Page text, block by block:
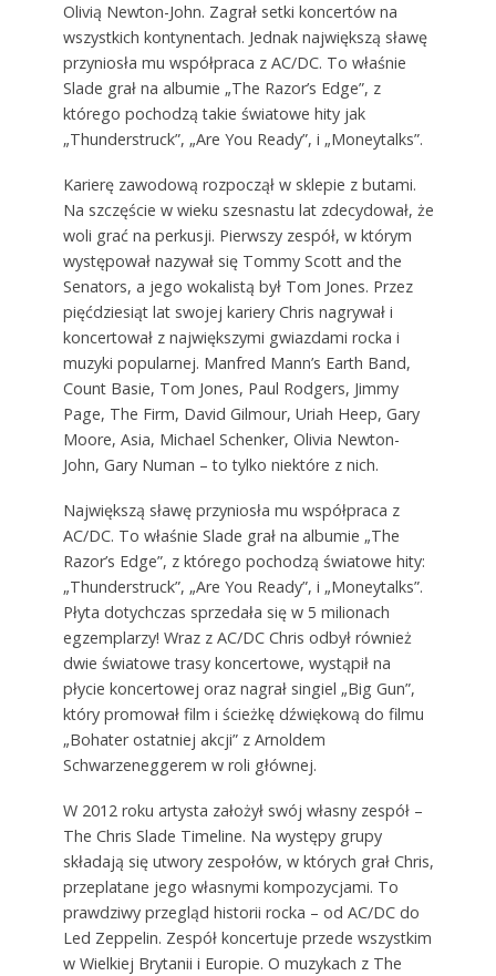
Olivią Newton-John. Zagrał setki koncertów na
wszystkich kontynentach. Jednak największą sławę
przyniosła mu współpraca z AC/DC. To właśnie
Slade grał na albumie „The Razor’s Edge”, z
którego pochodzą takie światowe hity jak
„Thunderstruck”, „Are You Ready”, i „Moneytalks”.
Karierę zawodową rozpoczął w sklepie z butami.
Na szczęście w wieku szesnastu lat zdecydował, że
woli grać na perkusji. Pierwszy zespół, w którym
występował nazywał się Tommy Scott and the
Senators, a jego wokalistą był Tom Jones. Przez
pięćdziesiąt lat swojej kariery Chris nagrywał i
koncertował z największymi gwiazdami rocka i
muzyki popularnej. Manfred Mann’s Earth Band,
Count Basie, Tom Jones, Paul Rodgers, Jimmy
Page, The Firm, David Gilmour, Uriah Heep, Gary
Moore, Asia, Michael Schenker, Olivia Newton-
John, Gary Numan – to tylko niektóre z nich.
Największą sławę przyniosła mu współpraca z
AC/DC. To właśnie Slade grał na albumie „The
Razor’s Edge”, z którego pochodzą światowe hity:
„Thunderstruck”, „Are You Ready”, i „Moneytalks”.
Płyta dotychczas sprzedała się w 5 milionach
egzemplarzy! Wraz z AC/DC Chris odbył również
dwie światowe trasy koncertowe, wystąpił na
płycie koncertowej oraz nagrał singiel „Big Gun”,
który promował film i ścieżkę dźwiękową do filmu
„Bohater ostatniej akcji” z Arnoldem
Schwarzeneggerem w roli głównej.
W 2012 roku artysta założył swój własny zespół –
The Chris Slade Timeline. Na występy grupy
składają się utwory zespołów, w których grał Chris,
przeplatane jego własnymi kompozycjami. To
prawdziwy przegląd historii rocka – od AC/DC do
Led Zeppelin. Zespół koncertuje przede wszystkim
w Wielkiej Brytanii i Europie. O muzykach z The